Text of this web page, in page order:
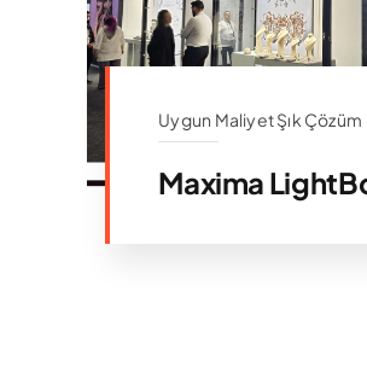
Uygun Maliyet Şık Çözüm
Maxima